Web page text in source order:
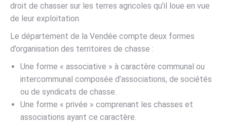
droit de chasser sur les terres agricoles qu’il loue en vue
de leur exploitation.
Le département de la Vendée compte deux formes
d’organisation des territoires de chasse :
Une forme « associative » à caractère communal ou
intercommunal composée d’associations, de sociétés
ou de syndicats de chasse.
Une forme « privée » comprenant les chasses et
associations ayant ce caractère.